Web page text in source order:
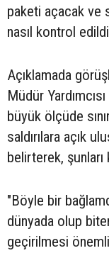
paketi açacak ve
nasıl kontrol
Açıklamada
Müdür
büyük ölçüde
saldırılara açık
belirterek, şunları
"Böyle bir
dünyada olup
geçirilmesi